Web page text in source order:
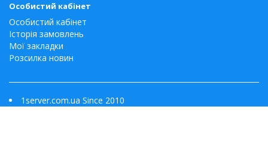
Особистий кабінет
Особистий кабінет
Історія замовлень
Мої закладки
Розсилка новин
1server.com.ua Since 2010